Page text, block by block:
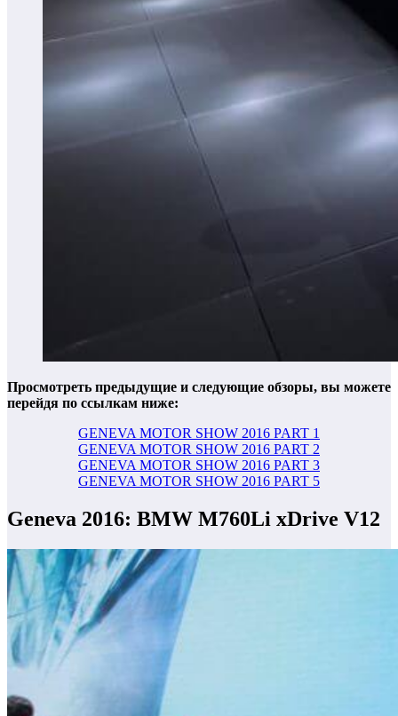
Просмотреть предыдущие и следующие обзоры, вы можете
перейдя по ссылкам ниже:
GENEVA MOTOR SHOW 2016 PART 1
GENEVA MOTOR SHOW 2016 PART 2
GENEVA MOTOR SHOW 2016 PART 3
GENEVA MOTOR SHOW 2016 PART 5
Geneva 2016: BMW M760Li xDrive V12